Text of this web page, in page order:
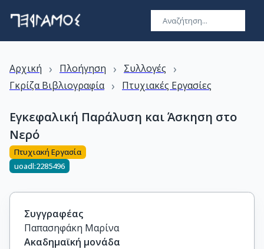
Αρχική › Πλοήγηση › Συλλογές ›
Γκρίζα Βιβλιογραφία › Πτυχιακές Εργασίες
Εγκεφαλική Παράλυση και Άσκηση στο
Νερό
Πτυχιακή Εργασία
uoadl:2285496
Συγγραφέας
Παπασηφάκη Μαρίνα
Ακαδημαϊκή μονάδα